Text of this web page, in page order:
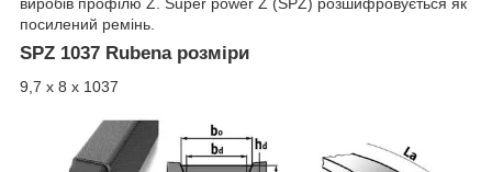
виробів профілю Z. Super power Z (SPZ) розшифровується як
посилений ремінь.
SPZ 1037 Rubena розміри
9,7 х 8 х 1037